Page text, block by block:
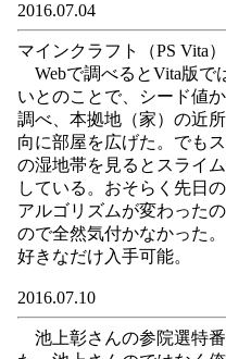
2016.07.04
マインクラフト（PS Vita）
Webで調べるとVita版で
いとのことで、シード値
調べ、本拠地（家）の近
向に部屋を広げた。でも
の湿地帯を見るとスライ
している。おそらく先日
アルゴリズムが変わった
ので全然気付かなかった
好きなだけ入手可能。
2016.07.10
池上彰さんの参院選特